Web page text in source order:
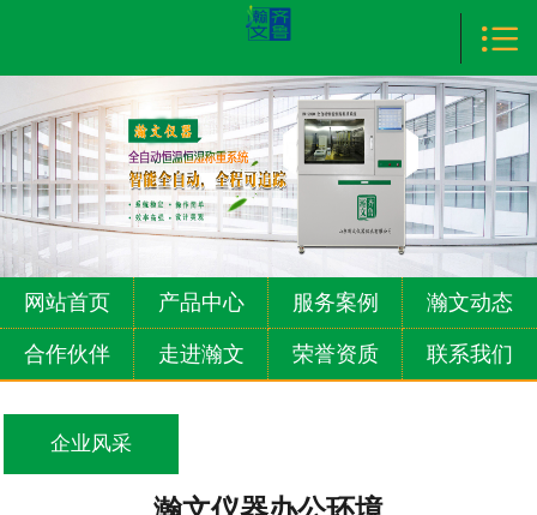
产品中心
服务案例
瀚文动态
合作伙伴
走进瀚文

网站首页 产品中心 服务案例 瀚文动态
合作伙伴 走进瀚文 荣誉资质 联系我们
企业风采